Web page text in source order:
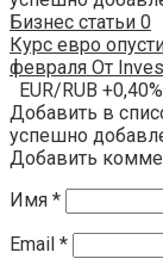
Бизнес статьи 0
Курс евро
февраля От
EUR/RUB
Добавить в
успешно
Добавить
Имя *
Email *